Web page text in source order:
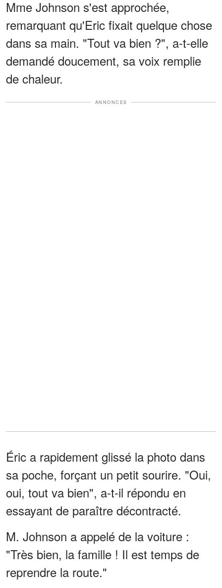
Mme Johnson s'est approchée,
remarquant qu'Eric fixait quelque chose
dans sa main. "Tout va bien ?", a-t-elle
demandé doucement, sa voix remplie
de chaleur.
ANNONCES
Éric a rapidement glissé la photo dans
sa poche, forçant un petit sourire. "Oui,
oui, tout va bien", a-t-il répondu en
essayant de paraître décontracté.
M. Johnson a appelé de la voiture :
"Très bien, la famille ! Il est temps de
reprendre la route."